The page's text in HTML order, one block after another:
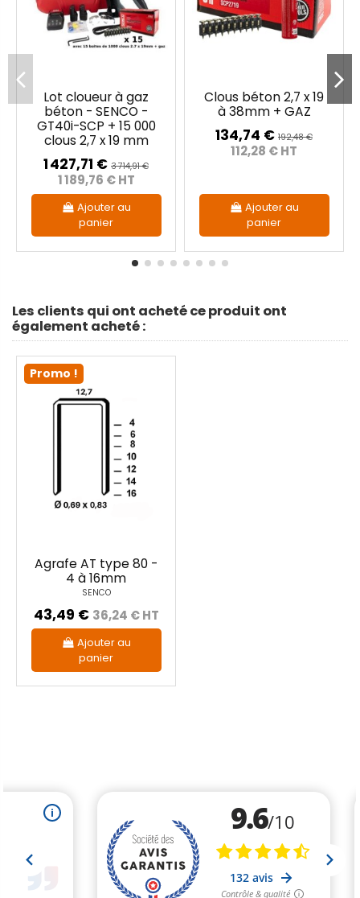
Lot cloueur à gaz
béton - SENCO -
GT40i-SCP + 15 000
clous 2,7 x 19 mm
1 427,71 € 3 714,91 €
1 189,76 € HT
Ajouter au
panier
Clous béton 2,7 x 19
à 38mm + GAZ
134,74 € 192,48 €
112,28 € HT
Ajouter au
panier
Les clients qui ont acheté ce produit ont
également acheté :
Promo !
Agrafe AT type 80 -
4 à 16mm
SENCO
43,49 € 36,24 € HT
Ajouter au
panier